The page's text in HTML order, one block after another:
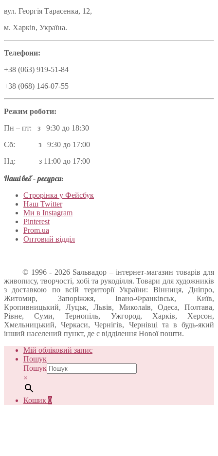
вул. Георгія Тарасенка, 12,
м. Харків, Україна.
Телефони:
+38 (063) 919-51-84
+38 (068) 146-07-55
Режим роботи:
Пн – пт: з 9:30 до 18:30
Сб: з 9:30 до 17:00
Нд: з 11:00 до 17:00
Наші веб – ресурси:
Строрінка у Фейсбук
Наш Twitter
Ми в Instagram
Pinterest
Prom.ua
Оптовий відділ
© 1996 - 2026 Sальвадор – інтернет-магазин товарів для
живопису, творчості, хобі та рукоділля. Товари для художників
з доставкою по всій території України: Вінниця, Дніпро,
Житомир, Запоріжжя, Івано-Франківськ, Київ,
Кропивницький, Луцьк, Львів, Миколаїв, Одеса, Полтава,
Рівне, Суми, Тернопіль, Ужгород, Харків, Херсон,
Хмельницький, Черкаси, Чернігів, Чернівці та в будь-який
інший населений пункт, де є відділення Нової пошти.
Мій обліковий запис
Пошук
Пошук
×
Кошик 0